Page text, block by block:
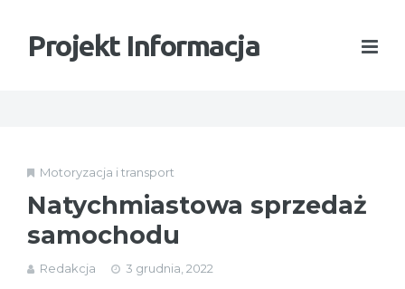
Projekt Informacja
Motoryzacja i transport
Natychmiastowa sprzedaż
samochodu
Redakcja 3 grudnia, 2022